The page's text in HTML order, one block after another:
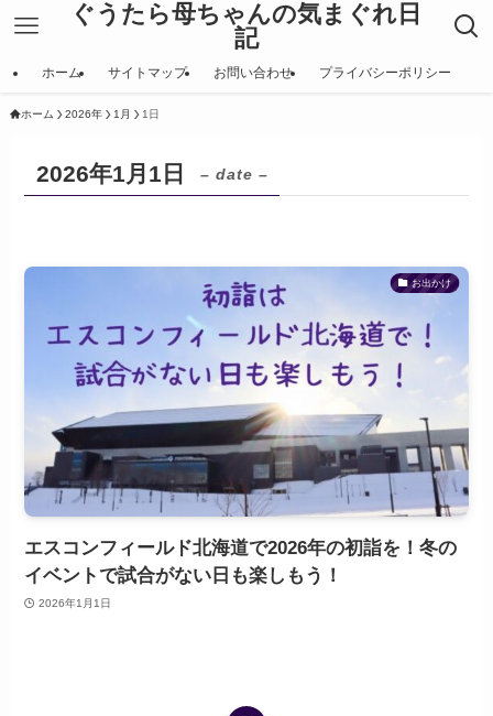
ぐうたら母ちゃんの気まぐれ日
記
ホーム サイトマップ お問い合わせ プライバシーポリシー
ホーム 2026年 1月 1日
2026年1月1日 – date –
お出かけ
エスコンフィールド北海道で2026年の初詣を！冬の
イベントで試合がない日も楽しもう！
2026年1月1日